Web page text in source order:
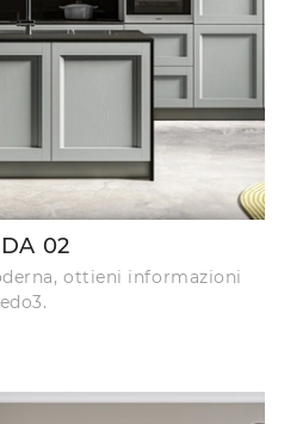
02
ottieni informazioni